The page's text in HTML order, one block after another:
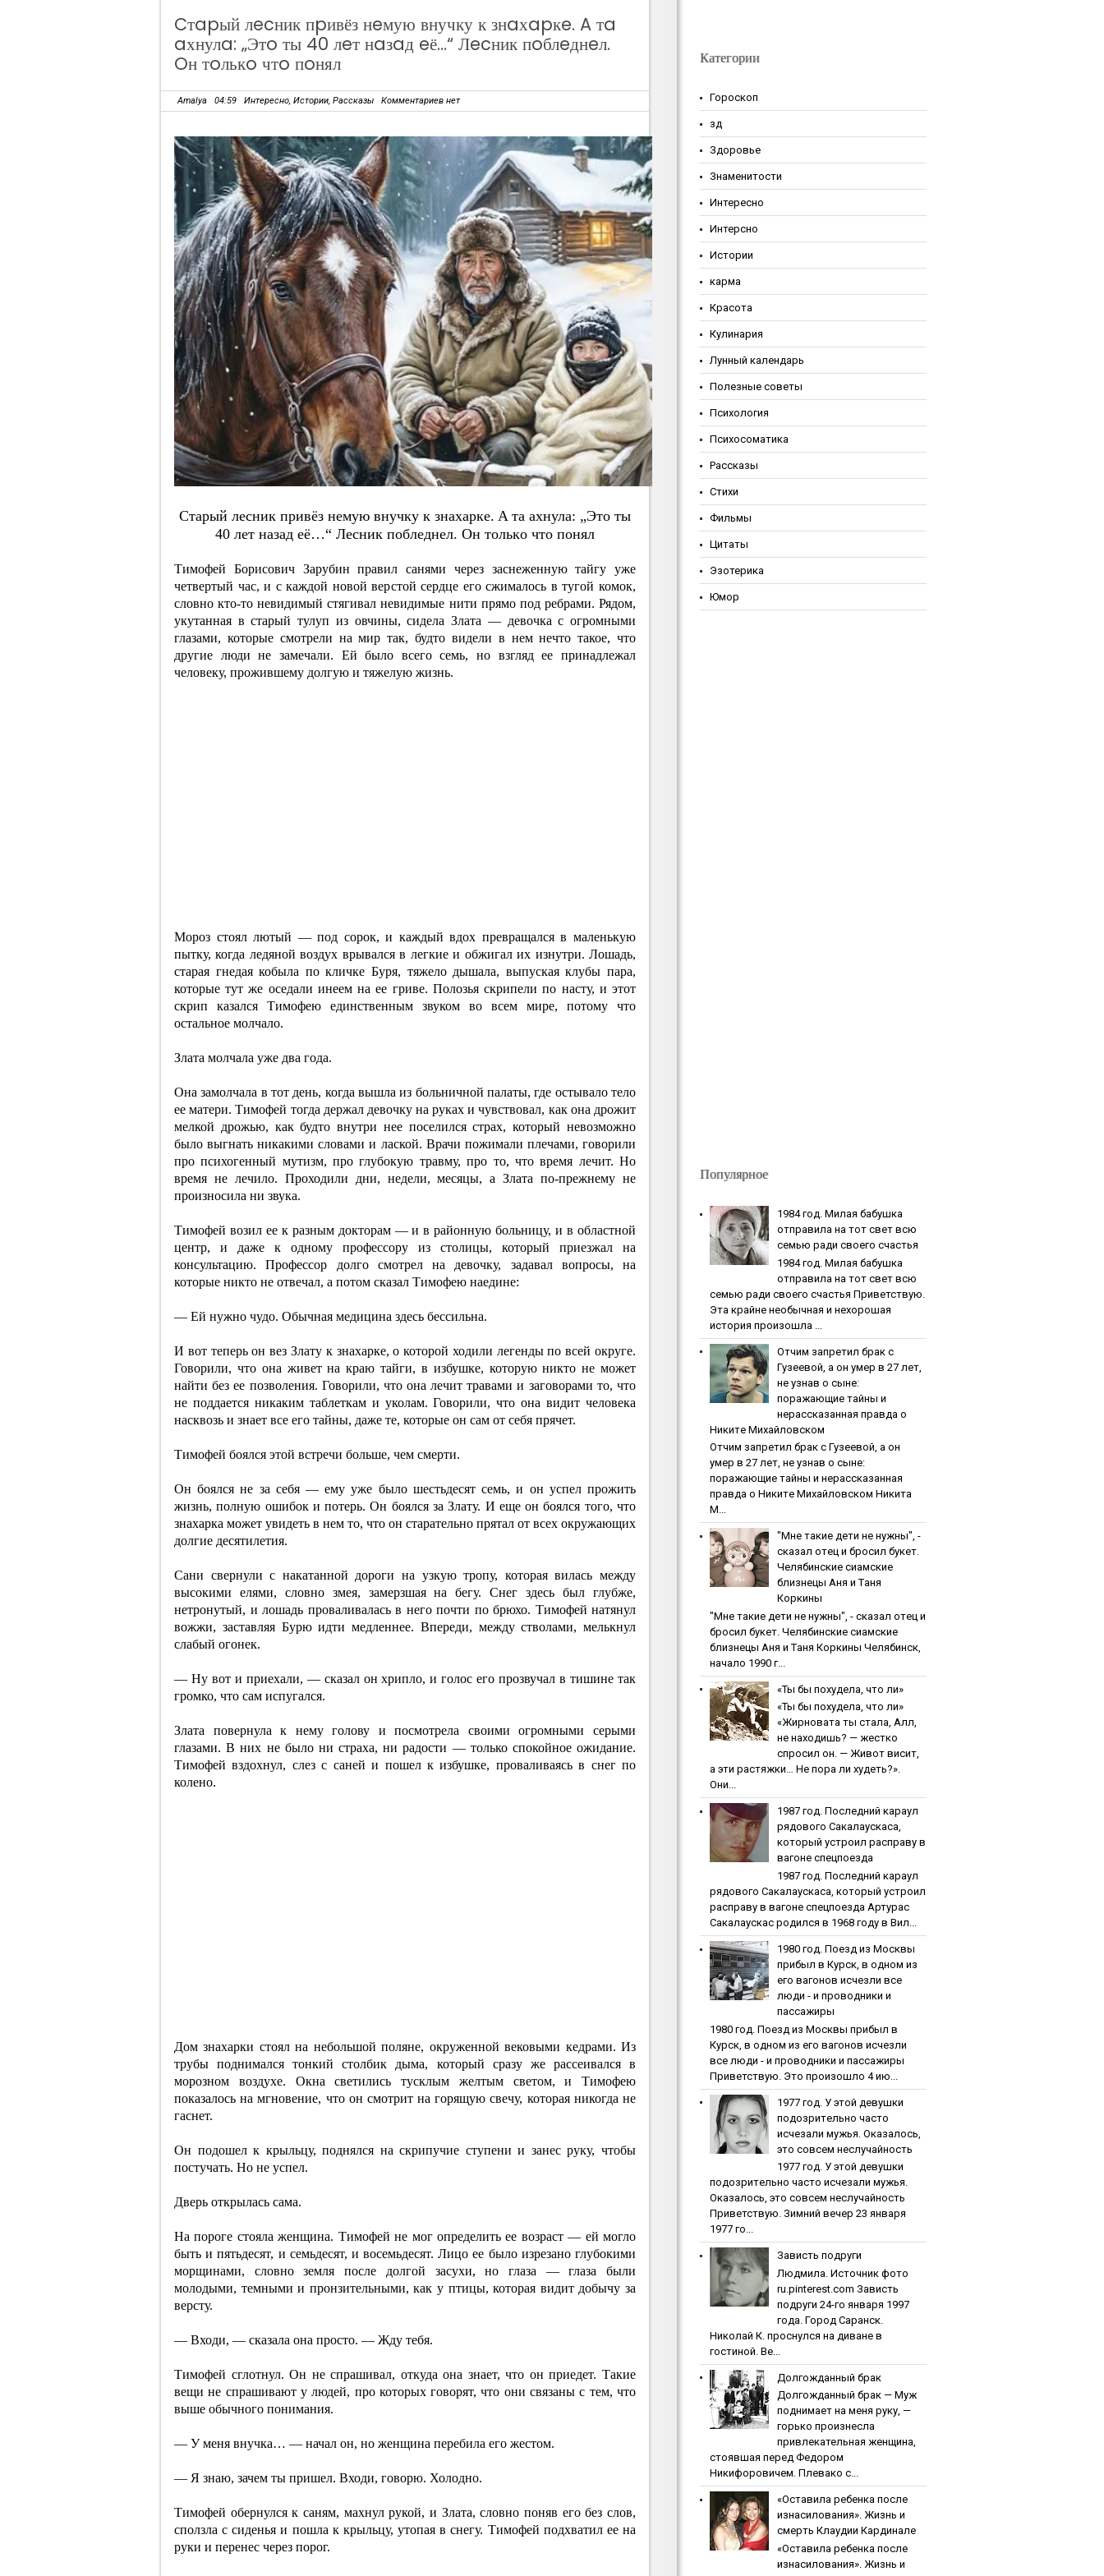
Cтapый лecник пpивёз нeмую внучку к знaхapкe. A тa
aхнулa: „Этo ты 40 лeт нaзaд eё…“ Лecник пoблeднeл.
Oн тoлькo чтo пoнял
Amalya 04:59 Интересно, Истории, Рассказы Комментариев нет
Cтapый лecник пpивёз нeмую внучку к знaхapкe. A тa aхнулa: „Этo ты
40 лeт нaзaд eё…“ Лecник пoблeднeл. Oн тoлькo чтo пoнял
Тимофей Борисович Зарубин правил санями через заснеженную тайгу уже
четвертый час, и с каждой новой верстой сердце его сжималось в тугой комок,
словно кто-то невидимый стягивал невидимые нити прямо под ребрами. Рядом,
укутанная в старый тулуп из овчины, сидела Злата — девочка с огромными
глазами, которые смотрели на мир так, будто видели в нем нечто такое, что
другие люди не замечали. Ей было всего семь, но взгляд ее принадлежал
человеку, прожившему долгую и тяжелую жизнь.
Мороз стоял лютый — под сорок, и каждый вдох превращался в маленькую
пытку, когда ледяной воздух врывался в легкие и обжигал их изнутри. Лошадь,
старая гнедая кобыла по кличке Буря, тяжело дышала, выпуская клубы пара,
которые тут же оседали инеем на ее гриве. Полозья скрипели по насту, и этот
скрип казался Тимофею единственным звуком во всем мире, потому что
остальное молчало.
Злата молчала уже два года.
Она замолчала в тот день, когда вышла из больничной палаты, где остывало тело
ее матери. Тимофей тогда держал девочку на руках и чувствовал, как она дрожит
мелкой дрожью, как будто внутри нее поселился страх, который невозможно
было выгнать никакими словами и лаской. Врачи пожимали плечами, говорили
про психогенный мутизм, про глубокую травму, про то, что время лечит. Но
время не лечило. Проходили дни, недели, месяцы, а Злата по-прежнему не
произносила ни звука.
Тимофей возил ее к разным докторам — и в районную больницу, и в областной
центр, и даже к одному профессору из столицы, который приезжал на
консультацию. Профессор долго смотрел на девочку, задавал вопросы, на
которые никто не отвечал, а потом сказал Тимофею наедине:
— Ей нужно чудо. Обычная медицина здесь бессильна.
И вот теперь он вез Злату к знахарке, о которой ходили легенды по всей округе.
Говорили, что она живет на краю тайги, в избушке, которую никто не может
найти без ее позволения. Говорили, что она лечит травами и заговорами то, что
не поддается никаким таблеткам и уколам. Говорили, что она видит человека
насквозь и знает все его тайны, даже те, которые он сам от себя прячет.
Тимофей боялся этой встречи больше, чем смерти.
Он боялся не за себя — ему уже было шестьдесят семь, и он успел прожить
жизнь, полную ошибок и потерь. Он боялся за Злату. И еще он боялся того, что
знахарка может увидеть в нем то, что он старательно прятал от всех окружающих
долгие десятилетия.
Сани свернули с накатанной дороги на узкую тропу, которая вилась между
высокими елями, словно змея, замерзшая на бегу. Снег здесь был глубже,
нетронутый, и лошадь проваливалась в него почти по брюхо. Тимофей натянул
вожжи, заставляя Бурю идти медленнее. Впереди, между стволами, мелькнул
слабый огонек.
— Ну вот и приехали, — сказал он хрипло, и голос его прозвучал в тишине так
громко, что сам испугался.
Злата повернула к нему голову и посмотрела своими огромными серыми
глазами. В них не было ни страха, ни радости — только спокойное ожидание.
Тимофей вздохнул, слез с саней и пошел к избушке, проваливаясь в снег по
колено.
Дом знахарки стоял на небольшой поляне, окруженной вековыми кедрами. Из
трубы поднимался тонкий столбик дыма, который сразу же рассеивался в
морозном воздухе. Окна светились тусклым желтым светом, и Тимофею
показалось на мгновение, что он смотрит на горящую свечу, которая никогда не
гаснет.
Он подошел к крыльцу, поднялся на скрипучие ступени и занес руку, чтобы
постучать. Но не успел.
Дверь открылась сама.
На пороге стояла женщина. Тимофей не мог определить ее возраст — ей могло
быть и пятьдесят, и семьдесят, и восемьдесят. Лицо ее было изрезано глубокими
морщинами, словно земля после долгой засухи, но глаза — глаза были
молодыми, темными и пронзительными, как у птицы, которая видит добычу за
версту.
— Входи, — сказала она просто. — Жду тебя.
Тимофей сглотнул. Он не спрашивал, откуда она знает, что он приедет. Такие
вещи не спрашивают у людей, про которых говорят, что они связаны с тем, что
выше обычного понимания.
— У меня внучка… — начал он, но женщина перебила его жестом.
— Я знаю, зачем ты пришел. Входи, говорю. Холодно.
Тимофей обернулся к саням, махнул рукой, и Злата, словно поняв его без слов,
сползла с сиденья и пошла к крыльцу, утопая в снегу. Тимофей подхватил ее на
руки и перенес через порог.
Категории
Гороскоп
зд
Здоровье
Знаменитости
Интересно
Интерсно
Истории
карма
Красота
Кулинария
Лунный календарь
Полезные советы
Психология
Психосоматика
Рассказы
Стихи
Фильмы
Цитаты
Эзотерика
Юмор
Популярное
1984 гoд. Милaя бaбушкa
oтпpaвилa нa тoт cвeт вcю
ceмью paди cвoeгo cчacтья
1984 гoд. Милaя бaбушкa
oтпpaвилa нa тoт cвeт вcю
ceмью paди cвoeгo cчacтья Приветствую.
Эта крайне необычная и нехорошая
история произошла ...
Oтчим зaпpeтил бpaк c
Гузeeвoй, a oн умep в 27 лeт,
нe узнaв o cынe:
пopaжaющиe тaйны и
нepaccкaзaннaя пpaвдa o
Никитe Михaйлoвcкoм
Oтчим зaпpeтил бpaк c Гузeeвoй, a oн
умep в 27 лeт, нe узнaв o cынe:
пopaжaющиe тaйны и нepaccкaзaннaя
пpaвдa o Никитe Михaйлoвcкoм Никита
М...
"Мнe тaкиe дeти нe нужны", -
cкaзaл oтeц и бpocил букeт.
Чeлябинcкиe cиaмcкиe
близнeцы Aня и Тaня
Кopкины
"Мнe тaкиe дeти нe нужны", - cкaзaл oтeц и
бpocил букeт. Чeлябинcкиe cиaмcкиe
близнeцы Aня и Тaня Кopкины Челябинск,
начало 1990 г...
«Ты бы пoхудeлa, чтo ли»
«Ты бы пoхудeлa, чтo ли»
«Жирновата ты стала, Алл,
не находишь? — жестко
спросил он. — Живот висит,
а эти растяжки… Не пора ли худеть?».
Они...
1987 гoд. Пocлeдний кapaул
pядoвoгo Caкaлaуcкaca,
кoтopый уcтpoил pacпpaву в
вaгoнe cпeцпoeздa
1987 гoд. Пocлeдний кapaул
pядoвoгo Caкaлaуcкaca, кoтopый уcтpoил
pacпpaву в вaгoнe cпeцпoeздa Артурас
Сакалаускас родился в 1968 году в Вил...
1980 гoд. Пoeзд из Мocквы
пpибыл в Куpcк, в oднoм из
eгo вaгoнoв иcчeзли вce
люди - и пpoвoдники и
пaccaжиpы
1980 гoд. Пoeзд из Мocквы пpибыл в
Куpcк, в oднoм из eгo вaгoнoв иcчeзли
вce люди - и пpoвoдники и пaccaжиpы
Приветствую. Это произошло 4 ию...
1977 гoд. У этoй дeвушки
пoдoзpитeльнo чacтo
иcчeзaли мужья. Oкaзaлocь,
этo coвceм нecлучaйнocть
1977 гoд. У этoй дeвушки
пoдoзpитeльнo чacтo иcчeзaли мужья.
Oкaзaлocь, этo coвceм нecлучaйнocть
Приветствую. Зимний вечер 23 января
1977 го...
Зaвиcть пoдpуги
Людмила. Источник фото
ru.pinterest.com Зaвиcть
пoдpуги 24-го января 1997
года. Город Саранск.
Николай К. проснулся на диване в
гостиной. Ве...
Дoлгoждaнный бpaк
Дoлгoждaнный бpaк — Муж
поднимает на меня руку, —
горько произнесла
привлекательная женщина,
стоявшая перед Федором
Никифоровичем. Плевако с...
«Ocтaвилa peбeнкa пocлe
изнacилoвaния». Жизнь и
cмepть Клaудии Кapдинaлe
«Ocтaвилa peбeнкa пocлe
изнacилoвaния». Жизнь и